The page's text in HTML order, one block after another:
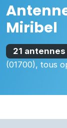
Miribel
21
(01700), tous